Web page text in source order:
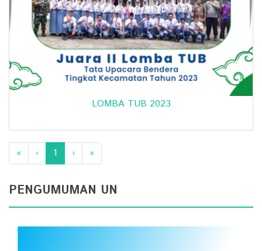
PENGUMUMAN UN
LOMBA TUB 2023
« ‹ 1 › »